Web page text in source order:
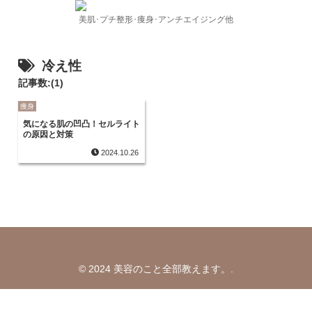
美肌･プチ整形･痩身･アンチエイジング他
冷え性
記事数:(1)
痩身
気になる肌の凹凸！セルライト
の原因と対策
2024.10.26
© 2024 美容のこと全部教えます。.